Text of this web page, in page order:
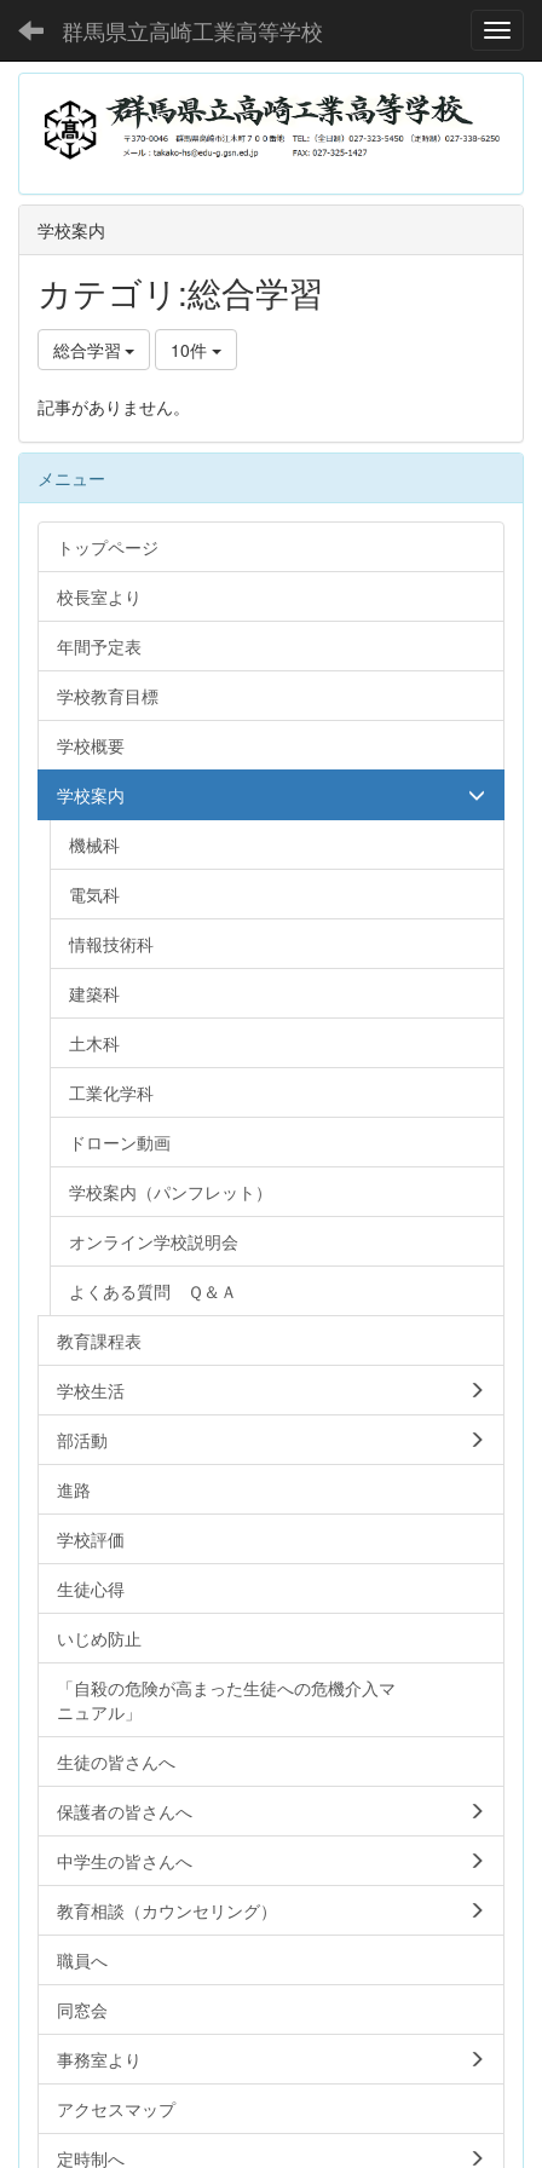
群馬県立高崎工業高等学校
学校案内
カテゴリ:総合学習
総合学習 10件
記事がありません。
メニュー
トップページ
校長室より
年間予定表
学校教育目標
学校概要
学校案内
機械科
電気科
情報技術科
建築科
土木科
工業化学科
ドローン動画
学校案内（パンフレット）
オンライン学校説明会
よくある質問 Ｑ＆Ａ
教育課程表
学校生活
部活動
進路
学校評価
生徒心得
いじめ防止
「自殺の危険が高まった生徒への危機介入マ
ニュアル」
生徒の皆さんへ
保護者の皆さんへ
中学生の皆さんへ
教育相談（カウンセリング）
職員へ
同窓会
事務室より
アクセスマップ
定時制へ